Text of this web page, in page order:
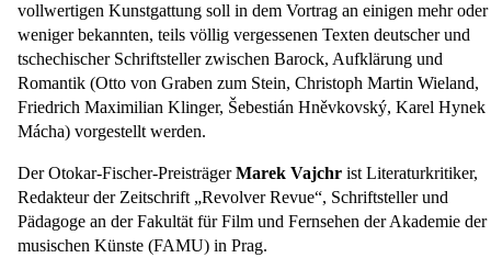
vollwertigen Kunstgattung soll in dem Vortrag an einigen mehr oder
weniger bekannten, teils völlig vergessenen Texten deutscher und
tschechischer Schriftsteller zwischen Barock, Aufklärung und
Romantik (Otto von Graben zum Stein, Christoph Martin Wieland,
Friedrich Maximilian Klinger, Šebestián Hněvkovský, Karel Hynek
Mácha) vorgestellt werden.
Der Otokar-Fischer-PreisträgerMarek Vajchr ist Literaturkritiker,
Redakteur der Zeitschrift „Revolver Revue“, Schriftsteller und
Pädagoge an der Fakultät für Film und Fernsehen der Akademie der
musischen Künste (FAMU) in Prag.